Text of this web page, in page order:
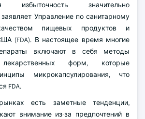
избыточность значительно
Управление по санитарному
пищевых продуктов и
(FDA). В настоящее время многие
включают в себя методы
форм, которые
микрокапсулирования, что
FDA.
есть заметные тенденции,
внимание из-за предпочтений в